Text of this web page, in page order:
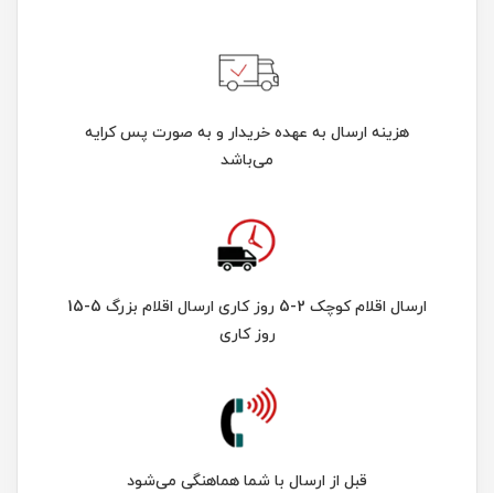
هزینه ارسال به عهده خریدار و به صورت پس کرایه
می‌باشد
ارسال اقلام کوچک 2-5 روز کاری ارسال اقلام بزرگ 5-15
روز کاری
قبل از ارسال با شما هماهنگی می‌شود